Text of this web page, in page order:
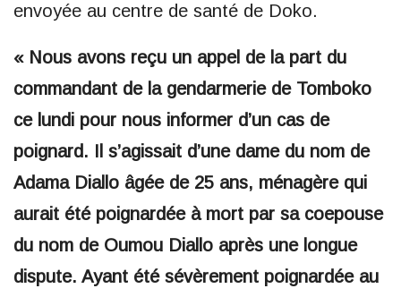
envoyée au centre de santé de Doko.
« Nous avons reçu un appel de la part du
commandant de la gendarmerie de Tomboko
ce lundi pour nous informer d’un cas de
poignard. Il s’agissait d’une dame du nom de
Adama Diallo âgée de 25 ans, ménagère qui
aurait été poignardée à mort par sa coepouse
du nom de Oumou Diallo après une longue
dispute. Ayant été sévèrement poignardée au